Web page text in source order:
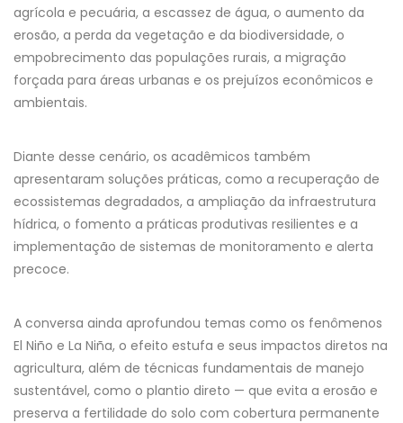
agrícola e pecuária, a escassez de água, o aumento da
erosão, a perda da vegetação e da biodiversidade, o
empobrecimento das populações rurais, a migração
forçada para áreas urbanas e os prejuízos econômicos e
ambientais.
Diante desse cenário, os acadêmicos também
apresentaram soluções práticas, como a recuperação de
ecossistemas degradados, a ampliação da infraestrutura
hídrica, o fomento a práticas produtivas resilientes e a
implementação de sistemas de monitoramento e alerta
precoce.
A conversa ainda aprofundou temas como os fenômenos
El Niño e La Niña, o efeito estufa e seus impactos diretos na
agricultura, além de técnicas fundamentais de manejo
sustentável, como o plantio direto — que evita a erosão e
preserva a fertilidade do solo com cobertura permanente